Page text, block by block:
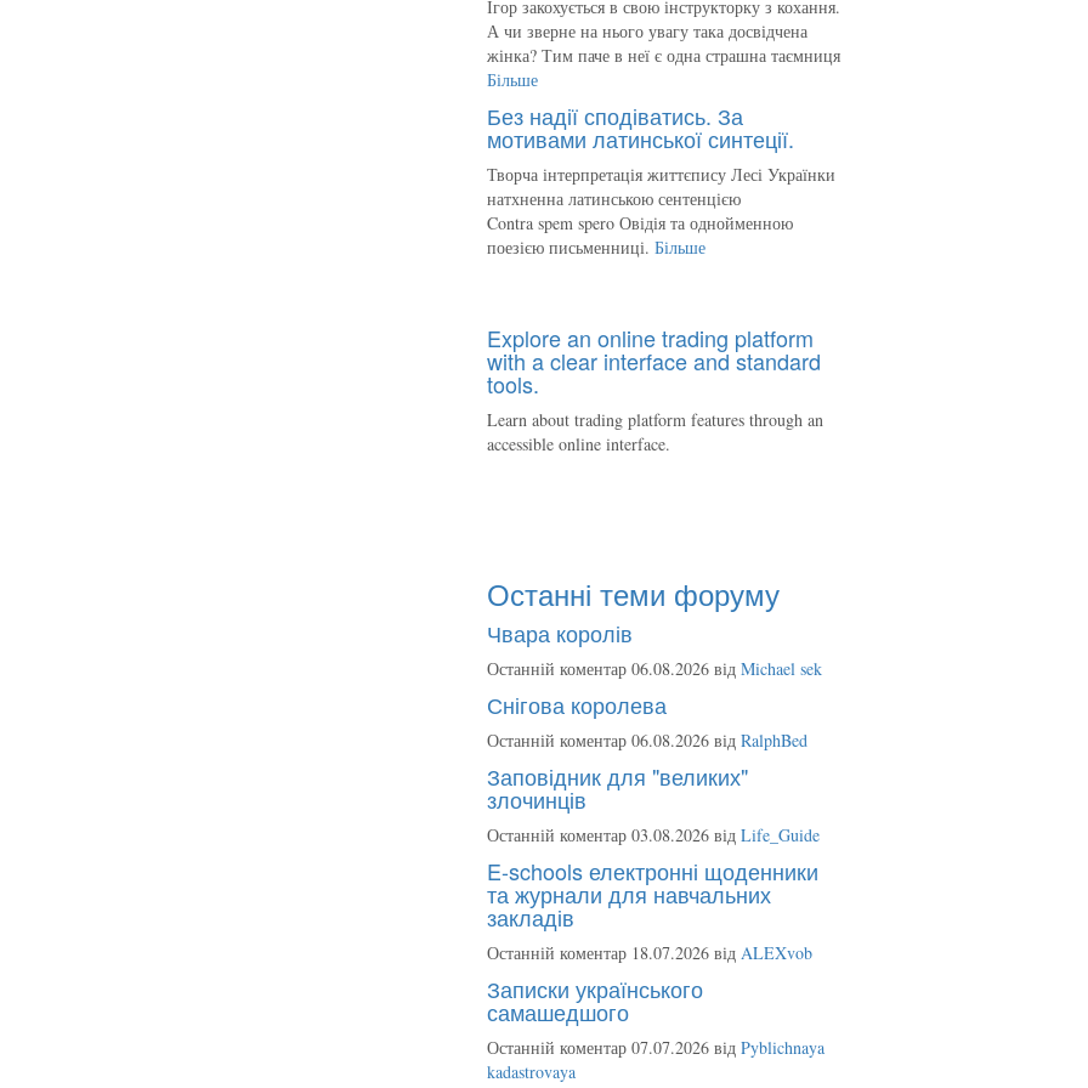
Ігор закохується в свою інструкторку з кохання.
А чи зверне на нього увагу така досвідчена
жінка? Тим паче в неї є одна страшна таємниця
Більше
Без надії сподіватись. За
мотивами латинської синтеції.
Творча інтерпретація життєпису Лесі Українки
натхненна латинською сентенцією
Contra spem spero Овідія та однойменною
поезією письменниці. Більше
Explore an online trading platform
with a clear interface and standard
tools.
Learn about trading platform features through an
accessible online interface.
Останні теми форуму
Чвара королів
Останній коментар 06.08.2026 від Michael sek
Снігова королева
Останній коментар 06.08.2026 від RalphBed
Заповідник для "великих"
злочинців
Останній коментар 03.08.2026 від Life_Guide
E-schools електронні щоденники
та журнали для навчальних
закладів
Останній коментар 18.07.2026 від ALEXvob
Записки українського
самашедшого
Останній коментар 07.07.2026 від Pyblichnaya
kadastrovaya